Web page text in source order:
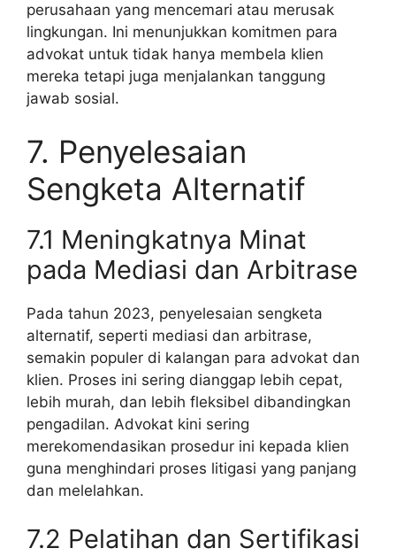
perusahaan yang mencemari atau merusak
lingkungan. Ini menunjukkan komitmen para
advokat untuk tidak hanya membela klien
mereka tetapi juga menjalankan tanggung
jawab sosial.
7. Penyelesaian
Sengketa Alternatif
7.1 Meningkatnya Minat
pada Mediasi dan Arbitrase
Pada tahun 2023, penyelesaian sengketa
alternatif, seperti mediasi dan arbitrase,
semakin populer di kalangan para advokat dan
klien. Proses ini sering dianggap lebih cepat,
lebih murah, dan lebih fleksibel dibandingkan
pengadilan. Advokat kini sering
merekomendasikan prosedur ini kepada klien
guna menghindari proses litigasi yang panjang
dan melelahkan.
7.2 Pelatihan dan Sertifikasi